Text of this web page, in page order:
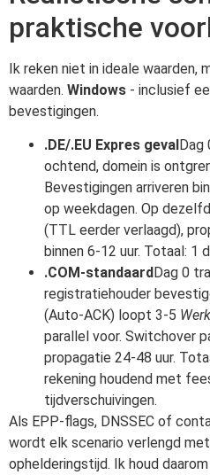
praktische
Ik reken niet in ideale waarden,
waarden. Windows - inclusief
bevestigingen.
.DE/.EU Expres gevalDag
ochtend, domein is
Bevestigingen arriveren
op weekdagen. Op
(TTL eerder verlaagd),
binnen 6-12 uur. Totaal: 1
.COM-standaardDag 0
registratiehouder
(Auto-ACK) loopt 3-5
parallel voor. Switchover
propagatie 24-48 uur.
rekening houdend met
tijdverschuivingen.
Als EPP-flags, DNSSEC of
wordt elk scenario verlengd
ophelderingstijd. Ik houd